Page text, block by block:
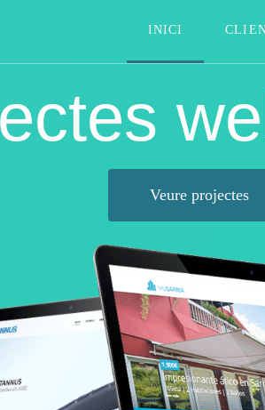
INICI
Veure projectes